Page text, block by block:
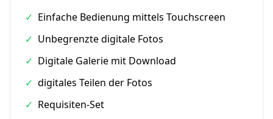
✓ Einfache Bedienung mittels Touchscreen
✓ Unbegrenzte digitale Fotos
✓ Digitale Galerie mit Download
✓ digitales Teilen der Fotos
✓ Requisiten-Set